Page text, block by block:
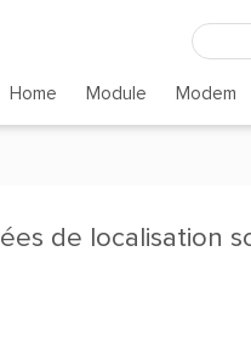
Home Module Modem
de localisation